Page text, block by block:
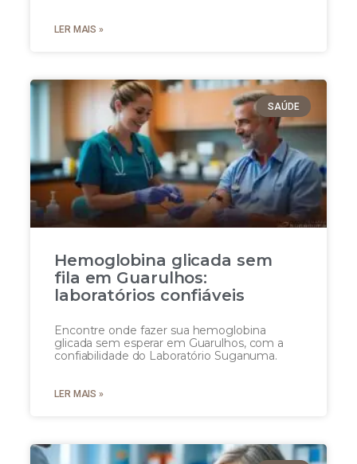
LER MAIS »
SAÚDE
Hemoglobina glicada sem
fila em Guarulhos:
laboratórios confiáveis
Encontre onde fazer sua hemoglobina
glicada sem esperar em Guarulhos, com a
confiabilidade do Laboratório Suganuma.
LER MAIS »